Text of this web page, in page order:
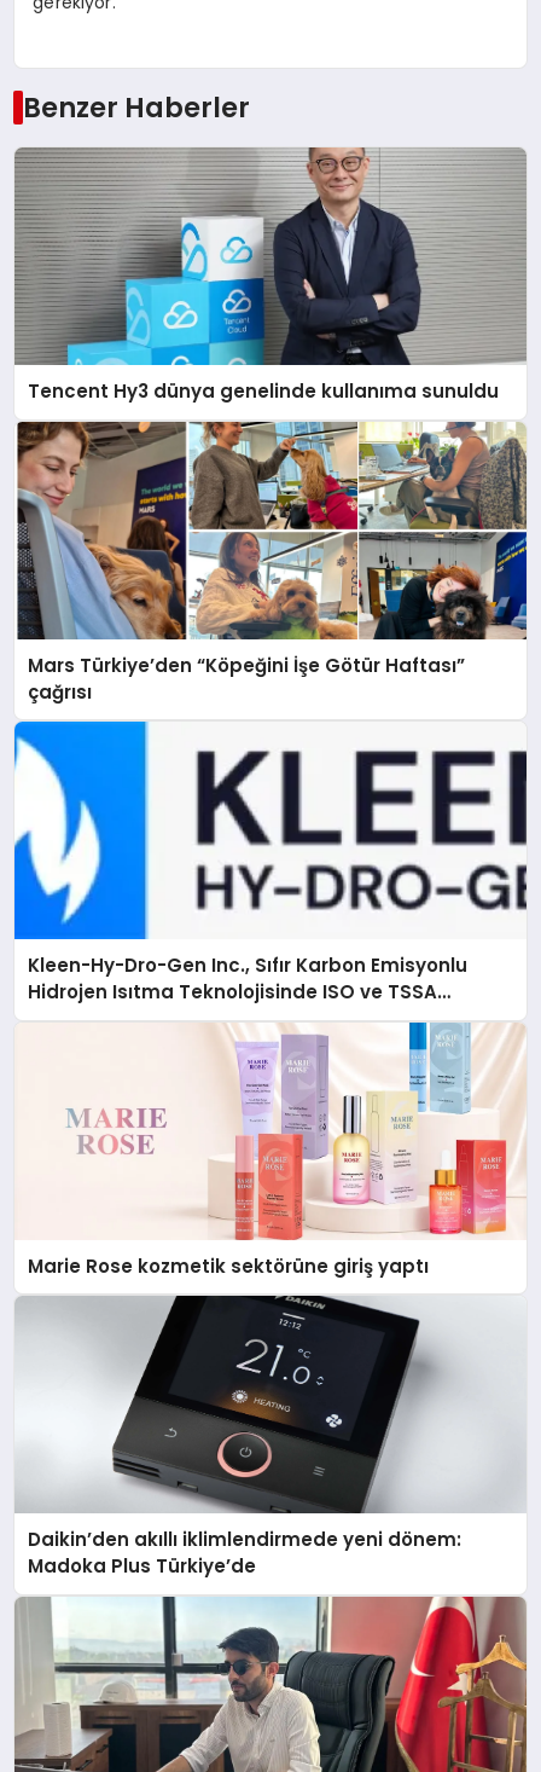
Benzer Haberler
Tencent Hy3 dünya genelinde kullanıma sunuldu
Mars Türkiye’den “Köpeğini İşe Götür Haftası”
çağrısı
Kleen-Hy-Dro-Gen Inc., Sıfır Karbon Emisyonlu
Hidrojen Isıtma Teknolojisinde ISO ve TSSA
Düzenleyici Onaylarını Aldı
Marie Rose kozmetik sektörüne giriş yaptı
Daikin’den akıllı iklimlendirmede yeni dönem:
Madoka Plus Türkiye’de